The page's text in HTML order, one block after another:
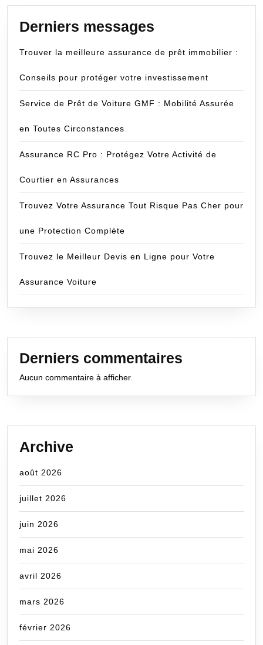
Derniers messages
Trouver la meilleure assurance de prêt immobilier :
Conseils pour protéger votre investissement
Service de Prêt de Voiture GMF : Mobilité Assurée
en Toutes Circonstances
Assurance RC Pro : Protégez Votre Activité de
Courtier en Assurances
Trouvez Votre Assurance Tout Risque Pas Cher pour
une Protection Complète
Trouvez le Meilleur Devis en Ligne pour Votre
Assurance Voiture
Derniers commentaires
Aucun commentaire à afficher.
Archive
août 2026
juillet 2026
juin 2026
mai 2026
avril 2026
mars 2026
février 2026